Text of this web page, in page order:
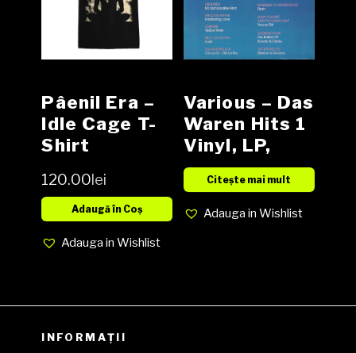
Pâenil Era –
Idle Cage T-
Shirt
descrierii
120.00lei
Adaugă în Coș
Adauga in Wishlist
Various – Das
Waren Hits 1
Vinyl, LP,
Compilation
media VG
cover G
Citește mai mult
Adauga in Wishlist
INFORMAȚII